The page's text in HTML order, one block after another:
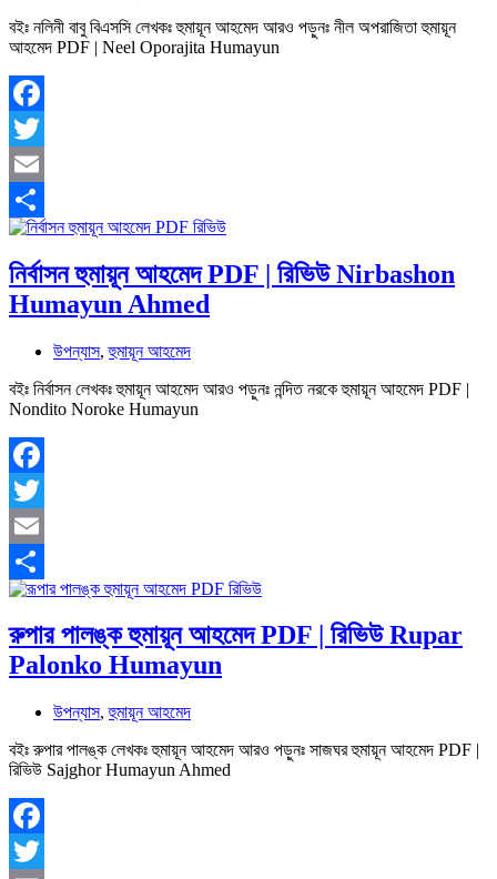
বইঃ নলিনী বাবু বিএসসি লেখকঃ হুমায়ূন আহমেদ আরও পড়ুনঃ নীল অপরাজিতা হুমায়ূন
আহমেদ PDF | Neel Oporajita Humayun
Facebook
Twitter
Email
Share
নির্বাসন হুমায়ূন আহমেদ PDF | রিভিউ Nirbashon
Humayun Ahmed
উপন্যাস,হুমায়ূন আহমেদ
বইঃ নির্বাসন লেখকঃ হুমায়ূন আহমেদ আরও পড়ুনঃ নন্দিত নরকে হুমায়ূন আহমেদ PDF |
Nondito Noroke Humayun
Facebook
Twitter
Email
Share
রুপার পালঙ্ক হুমায়ূন আহমেদ PDF | রিভিউ Rupar
Palonko Humayun
উপন্যাস,হুমায়ূন আহমেদ
বইঃ রুপার পালঙ্ক লেখকঃ হুমায়ূন আহমেদ আরও পড়ুনঃ সাজঘর হুমায়ূন আহমেদ PDF |
রিভিউ Sajghor Humayun Ahmed
Facebook